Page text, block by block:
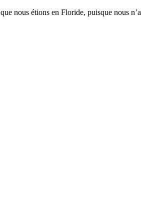
nous étions en Floride, puisque nous